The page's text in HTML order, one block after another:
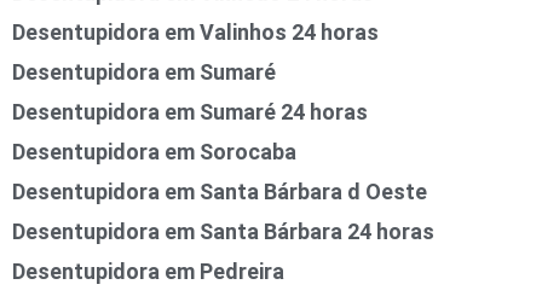
Desentupidora em Valinhos 24 horas
Desentupidora em Sumaré
Desentupidora em Sumaré 24 horas
Desentupidora em Sorocaba
Desentupidora em Santa Bárbara d Oeste
Desentupidora em Santa Bárbara 24 horas
Desentupidora em Pedreira